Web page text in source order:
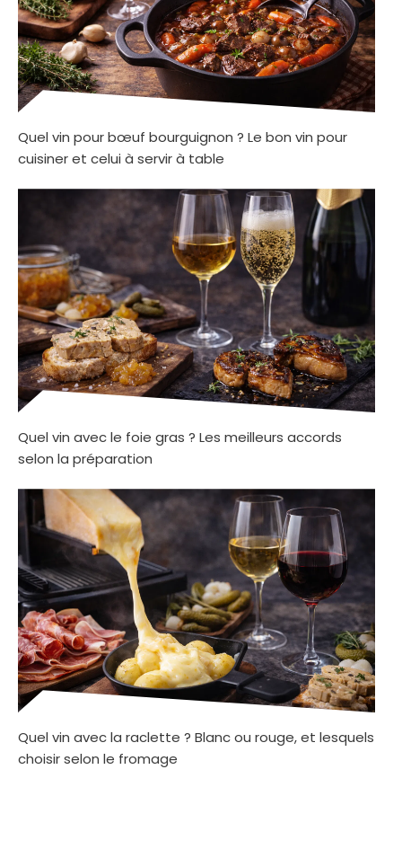
Quel vin pour bœuf bourguignon ? Le bon vin pour
cuisiner et celui à servir à table
Quel vin avec le foie gras ? Les meilleurs accords
selon la préparation
Quel vin avec la raclette ? Blanc ou rouge, et lesquels
choisir selon le fromage